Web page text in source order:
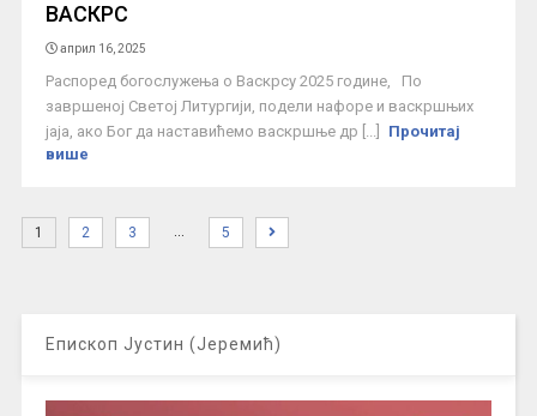
ВАСКРС
април 16, 2025
Распоред богослужења о Васкрсу 2025 године, По
завршеној Светој Литургији, подели нафоре и васкршњих
јаја, ако Бог да наставићемо васкршње др [...]
Прочитај
више
1 2 3 … 5
Епископ Јустин (Јеремић)